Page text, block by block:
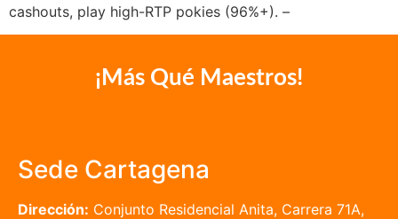
cashouts, play high-RTP pokies (96%+). –
¡Más Qué Maestros!
Sede Cartagena
Dirección: Conjunto Residencial Anita, Carrera 71A,